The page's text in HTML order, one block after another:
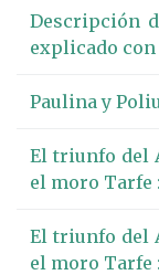
Descripción
explicado con
Paulina y
El triunfo del
el moro Tarfe
El triunfo del
el moro Tarfe